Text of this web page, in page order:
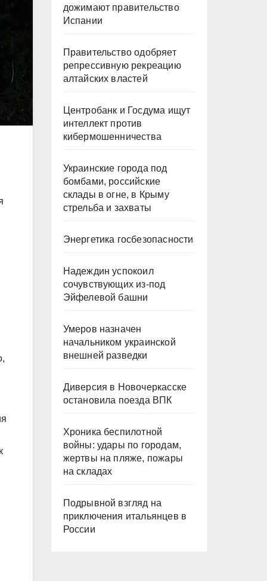
дожимают правительство
Испании
Правительство одобряет
репрессивную рекреацию
алтайских властей
Центробанк и Госдума ищут
интеллект против
кибермошенничества
Украинские города под
бомбами, российские
склады в огне, в Крыму
стрельба и захваты
Энергетика госбезопасности
Надеждин успокоил
сочувствующих из-под
Эйфелевой башни
Умеров назначен
начальником украинской
внешней разведки
Диверсия в Новочеркасске
остановила поезда ВПК
Хроника беспилотной
войны: удары по городам,
жертвы на пляже, пожары
на складах
Подрывной взгляд на
приключения итальянцев в
России